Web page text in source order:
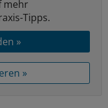
mehr
Tipps.
»
»